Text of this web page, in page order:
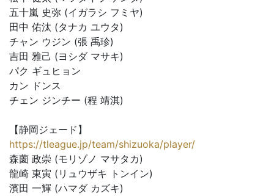
五十嵐 史弥 (イガラシ フミヤ)
田中 佑汰 (タナカ ユウタ)
チャン ウジン (張 禹珍)
吉田 雅己 (ヨシダ マサキ)
パク ギュヒョン
カン ドンス
チェン ジンチー (程 靖淇)
【静岡ジェード】
https://tleague.jp/team/shizuoka/player/
森薗 政崇 (モリゾノ マサタカ)
龍崎 東寅 (リュウザキ トンイン)
濱田 一輝 (ハマダ カズキ)